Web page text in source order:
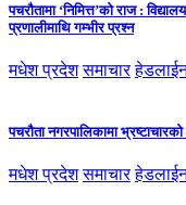
पचरौतामा ‘निमित्त’को राज :
प्रणालीमाथि गम्भीर प्रश्न
मधेश प्रदेश समाचार
पचरौता नगरपालिकामा
मधेश प्रदेश समाचार